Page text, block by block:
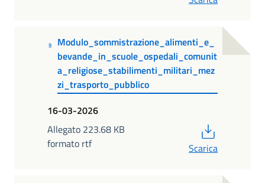
Modulo_sommistrazione_alimenti_e_
bevande_in_scuole_ospedali_comunit
a_religiose_stabilimenti_militari_mez
zi_trasporto_pubblico
16-03-2026
Allegato 223.68 KB
formato rtf
Scarica